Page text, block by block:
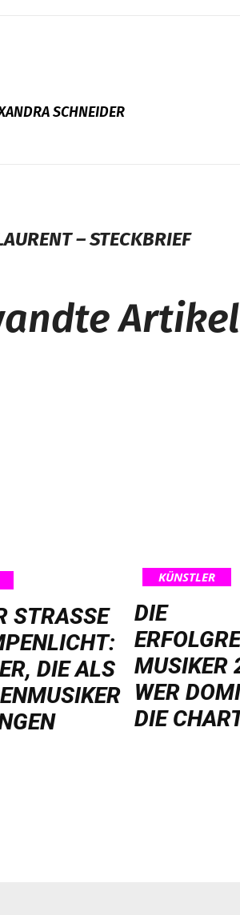
SCHNEIDER
– STECKBRIEF
Artikel
STRASSE I
K
DIE ALS S
AN
HA
KÜNSTLER
DIE
MUSIKER
WER
DIE